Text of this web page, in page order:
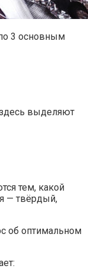
3 основным
выделяют
тем, какой
— твёрдый,
об оптимальном